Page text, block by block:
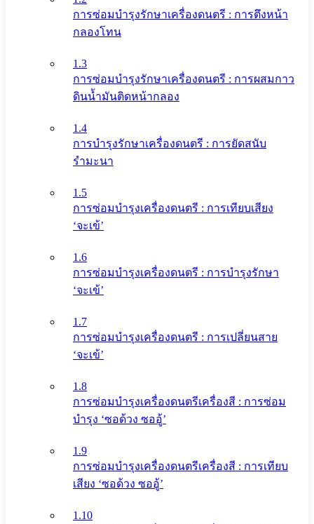
การซ่อมบำรุงรักษาเครื่องดนตรี : การตึงหน้า
กลองโทน
1.3
การซ่อมบำรุงรักษาเครื่องดนตรี : การผสมกาว
ดินน้ำมันติดหน้ากลอง
1.4
การบำรุงรักษาเครื่องดนตรี : การยัดสนับ
รำมะนา
1.5
การซ่อมบำรุงเครื่องดนตรี : การเทียบเสียง
‘จะเข้’
1.6
การซ่อมบำรุงเครื่องดนตรี : การบำรุงรักษา
‘จะเข้’
1.7
การซ่อมบำรุงเครื่องดนตรี : การเปลี่ยนสาย
‘จะเข้’
1.8
การซ่อมบำรุงเครื่องดนตรีเครื่องสี : การซ่อม
บำรุง ‘ซอด้วง ซออู้’
1.9
การซ่อมบำรุงเครื่องดนตรีเครื่องสี : การเทียบ
เสียง ‘ซอด้วง ซออู้’
1.10